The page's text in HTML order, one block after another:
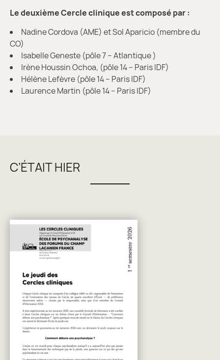
Le deuxième Cercle clinique est composé par :
Nadine Cordova (AME) et Sol Aparicio (membre du
CO)
Isabelle Geneste (pôle 7 – Atlantique )
Irène Houssin Ochoa, (pôle 14 – Paris IDF)
Hélène Lefèvre (pôle 14 – Paris IDF)
Laurence Martin (pôle 14 – Paris IDF)
C’ÉTAIT HIER